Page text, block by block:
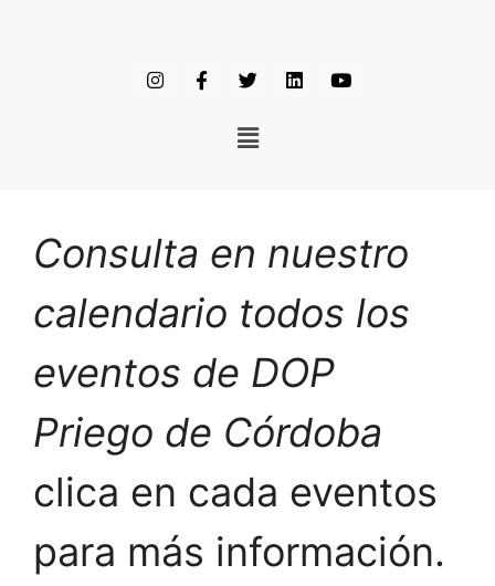
Consulta en nuestro
calendario todos los
eventos de DOP
Priego de Córdoba
clica en cada eventos
para más información.